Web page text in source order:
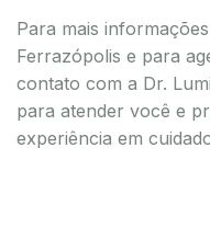
Para mais
Ferrazópolis e para
contato com a Dr.
para atender você e
experiência em